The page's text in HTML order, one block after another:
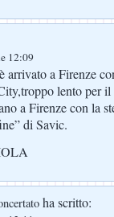
12:09
arrivato a Firenze
lento per
a Firenze con la
di Savic.
ha scritto: